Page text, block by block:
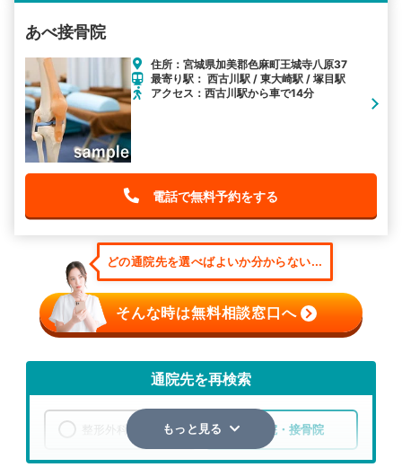
あべ接骨院
住所：宮城県加美郡色麻町王城寺八原37
最寄り駅： 西古川駅 / 東大崎駅 / 塚目駅
アクセス：西古川駅から車で14分
電話で無料予約をする
どの通院先を選べばよいか分からない...
そんな時は無料相談窓口へ
通院先を再検索
整形外科 整骨院・接骨院
もっと見る